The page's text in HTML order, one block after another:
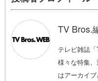
TV Bros.
テレビ雑誌
様々な特集
はアーカイ